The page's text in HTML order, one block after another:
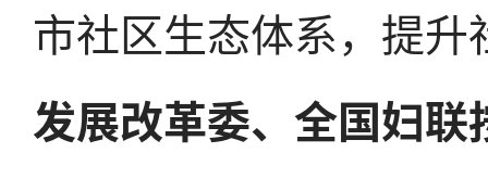
市社区生态体系，提
发展改革委、全国妇